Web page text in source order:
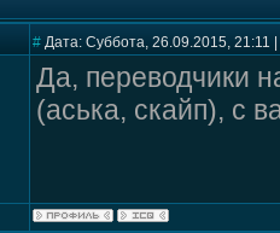
# Дата: Суббота, 26.09.2015,
Да, переводчики
(аська, скайп), с